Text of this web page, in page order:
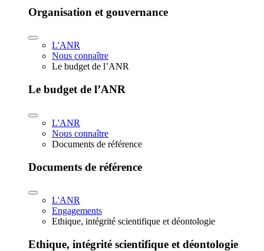
Organisation et gouvernance
L'ANR
Nous connaître
Le budget de l’ANR
Le budget de l’ANR
L'ANR
Nous connaître
Documents de référence
Documents de référence
L'ANR
Engagements
Ethique, intégrité scientifique et déontologie
Ethique, intégrité scientifique et déontologie